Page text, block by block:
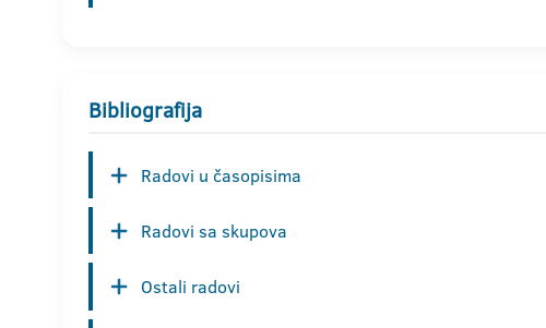
Bibliografija
Radovi u časopisima
Radovi sa skupova
Ostali radovi